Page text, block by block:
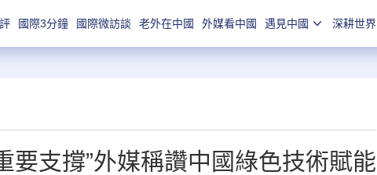
國際3分鐘 國際微訪談 老外在中國 外媒看中國 遇見中國 深耕世界
要支撐”外媒稱讚中國綠色技術賦能